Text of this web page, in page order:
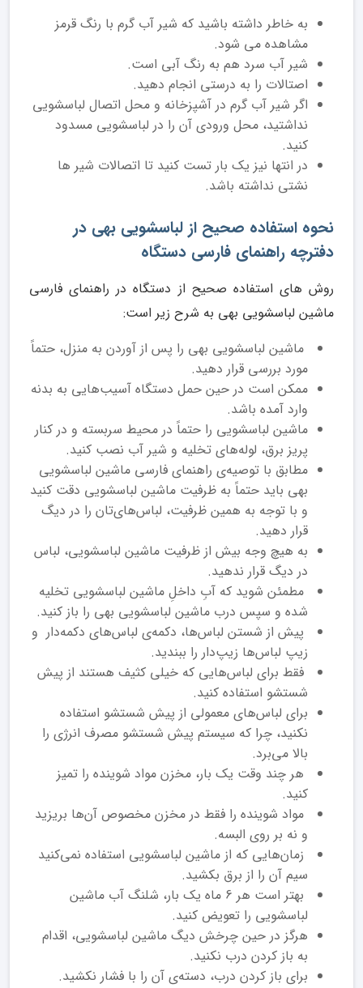
به خاطر داشته باشید که شیر آب گرم با رنگ قرمز
مشاهده می شود.
شیر آب سرد هم به رنگ آبی است.
اصتالات را به درستی انجام دهید.
اگر شیر آب گرم در آشپزخانه و محل اتصال لباسشویی
نداشتید، محل ورودی آن را در لباسشویی مسدود
کنید.
در انتها نیز یک بار تست کنید تا اتصالات شیر ها
نشتی نداشته باشد.
نحوه استفاده صحیح از لباسشویی بهی در
دفترچه راهنمای فارسی دستگاه
روش های استفاده صحیح از دستگاه در راهنمای فارسی
ماشین لباسشویی بهی به شرح زیر است:
ماشین لباسشویی بهی را پس از آوردن به منزل، حتماً
مورد بررسی قرار دهید.
ممکن است در حین حمل دستگاه آسیب‌هایی به بدنه
وارد آمده باشد.
ماشین لباسشویی را حتماً در محیط سربسته و در کنار
پریز برق، لوله‌های تخلیه و شیر آب نصب کنید.
مطابق با توصیه‌ی راهنمای فارسی ماشین لباسشویی
بهی باید حتماً به ظرفیت ماشین لباسشویی دقت کنید
و با توجه به همین ظرفیت، لباس‌های‌تان را در دیگ
قرار دهید.
به هیچ وجه بیش از ظرفیت ماشین لباسشویی، لباس
در دیگ قرار ندهید.
مطمئن شوید که آبِ داخلِ ماشین لباسشویی تخلیه
شده و سپس درب ماشین لباسشویی بهی را باز کنید.
پیش از شستن لباس‌ها، دکمه‌ی لباس‌های دکمه‌دار و
زیپ لباس‌ها زیپ‌دار را ببندید.
فقط برای لباس‌هایی که خیلی کثیف هستند از پیش
شستشو استفاده کنید.
برای لباس‌های معمولی از پیش شستشو استفاده
نکنید، چرا که سیستم پیش شستشو مصرف انرژی را
بالا می‌برد.
هر چند وقت یک بار، مخزن مواد شوینده را تمیز
کنید.
مواد شوینده را فقط در مخزن مخصوص آن‌ها بریزید
و نه بر روی البسه.
زمان‌هایی که از ماشین لباسشویی استفاده نمی‌کنید
سیم آن را از برق بکشید.
بهتر است هر 6 ماه یک بار، شلنگ آب ماشین
لباسشویی را تعویض کنید.
هرگز در حین چرخش دیگ ماشین لباسشویی، اقدام
به باز کردن درب نکنید.
برای باز کردن درب، دسته‌ی آن را با فشار نکشید.